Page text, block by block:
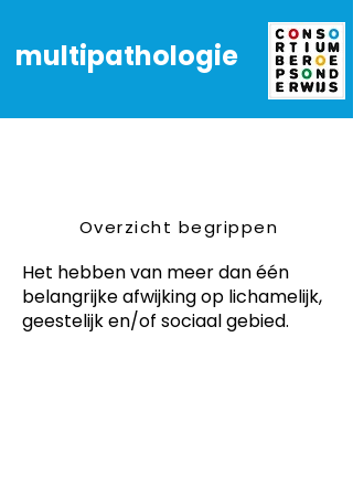
multipathologie
Overzicht begrippen
Het hebben van meer dan één
belangrijke afwijking op lichamelijk,
geestelijk en/of sociaal gebied.